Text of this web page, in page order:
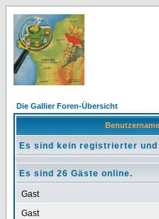
Die Gallier Foren-Übersicht
Benutzername
Es sind kein registrierter
Es sind 26 Gäste online.
Gast
Gast